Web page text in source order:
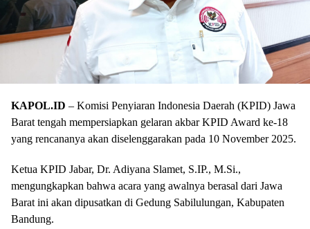
KAPOL.ID – Komisi Penyiaran Indonesia Daerah (KPID) Jawa
Barat tengah mempersiapkan gelaran akbar KPID Award ke-18
yang rencananya akan diselenggarakan pada 10 November 2025.
Ketua KPID Jabar, Dr. Adiyana Slamet, S.IP., M.Si.,
mengungkapkan bahwa acara yang awalnya berasal dari Jawa
Barat ini akan dipusatkan di Gedung Sabilulungan, Kabupaten
Bandung.